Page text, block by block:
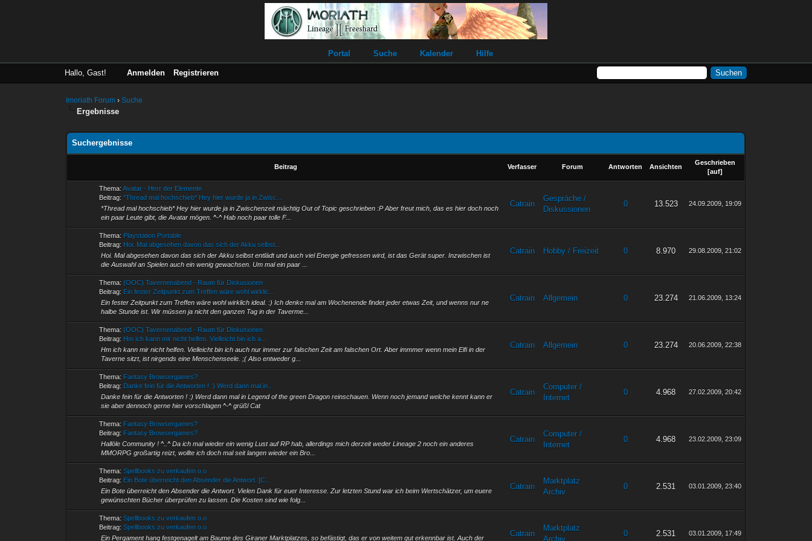
Portal Suche Kalender Hilfe
Hallo, Gast! Anmelden Registrieren
Imoriath Forum ›Suche
Ergebnisse
Suchergebnisse
Beitrag Verfasser Forum Antworten Ansichten
Geschrieben
[auf]
Thema:Avatar - Herr der Elemente
Beitrag:*Thread mal hochschieb* Hey hier wurde ja in Zwisc...
*Thread mal hochschieb* Hey hier wurde ja in Zwischenzeit mächtig Out of Topic geschrieben :P Aber freut mich, das es hier doch noch
ein paar Leute gibt, die Avatar mögen. ^-^ Hab noch paar tolle F...
Catrain
Gespräche /
Diskussionen
0 13.523 24.09.2009, 19:09
Thema: Playstation Portable
Beitrag: Hoi. Mal abgesehen davon das sich der Akku selbst...
Hoi. Mal abgesehen davon das sich der Akku selbst entlädt und auch viel Energie gefressen wird, ist das Gerät super. Inzwischen ist
die Auswahl an Spielen auch ein wenig gewachsen. Um mal ein paar ...
Catrain Hobby / Freizeit 0 8.970 29.08.2009, 21:02
Thema:(OOC) Tavernenabend - Raum für Diskusionen
Beitrag: Ein fester Zeitpunkt zum Treffen wäre wohl wirklic...
Ein fester Zeitpunkt zum Treffen wäre wohl wirklich ideal. :) Ich denke mal am Wochenende findet jeder etwas Zeit, und wenns nur ne
halbe Stunde ist. Wir müssen ja nicht den ganzen Tag in der Taverme...
Catrain Allgemein 0 23.274 21.06.2009, 13:24
Thema:(OOC) Tavernenabend - Raum für Diskusionen
Beitrag: Hm ich kann mir nicht helfen. Vielleicht bin ich a...
Hm ich kann mir nicht helfen. Vielleicht bin ich auch nur immer zur falschen Zeit am falschen Ort. Aber immmer wenn mein Elfi in der
Taverne sitzt, ist nirgends eine Menschenseele. ;( Also entweder g...
Catrain Allgemein 0 23.274 20.06.2009, 22:38
Thema: Fantasy Browsergames?
Beitrag: Danke fein für die Antworten ! :) Werd dann mal in...
Danke fein für die Antworten ! :) Werd dann mal in Legend of the green Dragon reinschauen. Wenn noch jemand welche kennt kann er
sie aber dennoch gerne hier vorschlagen ^-^ grüßl Cat
Catrain
Computer /
Internet
0 4.968 27.02.2009, 20:42
Thema: Fantasy Browsergames?
Beitrag: Fantasy Browsergames?
Hallöle Community ! ^..^ Da ich mal wieder ein wenig Lust auf RP hab, allerdings mich derzeit weder Lineage 2 noch ein anderes
MMORPG großartig reizt, wollte ich doch mal seit langen wieder ein Bro...
Catrain
Computer /
Internet
0 4.968 23.02.2009, 23:09
Thema:Spellbooks zu verkaufen o.o
Beitrag: Ein Bote überreicht den Absender die Antwort. [C...
Ein Bote überreicht den Absender die Antwort. Vielen Dank für euer Interesse. Zur letzten Stund war ich beim Wertschätzer, um euere
gewünschten Bücher überprüfen zu lassen. Die Kosten sind wie folg...
Catrain
Marktplatz
Archiv
0 2.531 03.01.2009, 23:40
Thema:Spellbooks zu verkaufen o.o
Beitrag:Spellbooks zu verkaufen o.o
Ein Pergament hang festgenagelt am Baume des Giraner Marktplatzes, so befästigt, das er von weitem gut erkennbar ist. Auch der
Catrain
Marktplatz
Archiv
0 2.531 03.01.2009, 17:49